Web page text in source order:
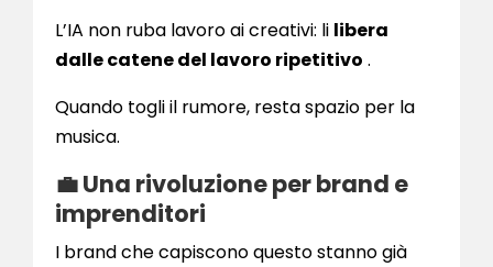
L’IA non ruba lavoro ai creativi: li libera
dalle catene del lavoro ripetitivo .
Quando togli il rumore, resta spazio per la
musica.
💼 Una rivoluzione per brand e
imprenditori
I brand che capiscono questo stanno già